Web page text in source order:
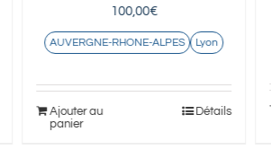
100,00€
AUVERGNE-RHONE-ALPES Lyon
Ajouter au
panier
Détails